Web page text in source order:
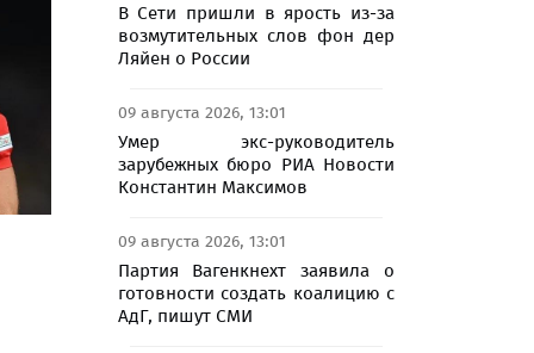
В Сети пришли в ярость из-за
возмутительных слов фон дер
Ляйен о России
09 августа 2026, 13:01
Умер экс-руководитель
зарубежных бюро РИА Новости
Константин Максимов
09 августа 2026, 13:01
Партия Вагенкнехт заявила о
готовности создать коалицию с
АдГ, пишут СМИ